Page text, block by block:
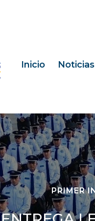
Inicio Noticias
PRIMER